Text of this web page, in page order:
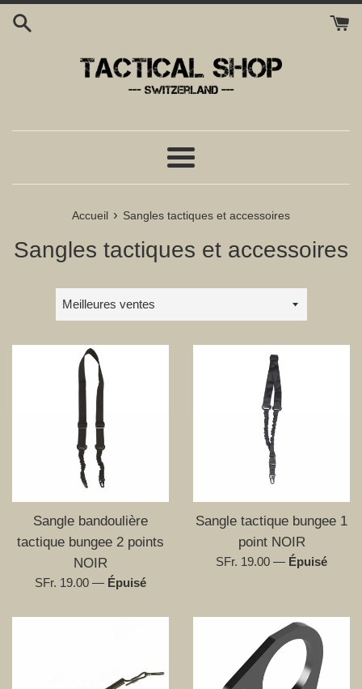
Passer
Menu
Accueil › Sangles tactiques et accessoires
Sangles tactiques et accessoires
Trier
Sangle bandoulière
tactique bungee 2 points
NOIR
Prix
SFr. 19.00 — Épuisé
Sangle tactique bungee 1
point NOIR
Prix
SFr. 19.00 — Épuisé